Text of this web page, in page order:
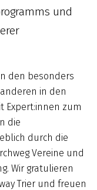
und
den besonders
in den
Expert:innen zum
die
durch die
Vereine und
Wir gratulieren
Trier und freuen